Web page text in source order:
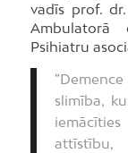
vadīs prof.
Ambulatorā
Psihiatru
slimība,